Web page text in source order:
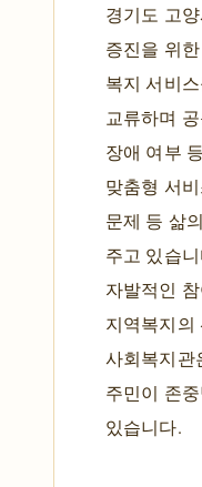
경기도 고
증진을 위
복지 서비
교류하며
장애 여부
맞춤형 서
문제 등 삶
주고 있습
자발적인
지역복지의
사회복지관
주민이 존
있습니다.